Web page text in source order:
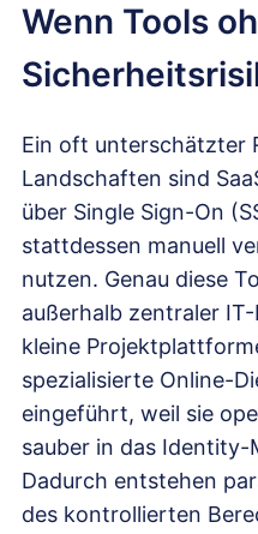
Wenn Tools
Ein oft unterschätzter
Landschaften sind
über Single Sign-On
stattdessen manuell
nutzen. Genau diese
außerhalb zentraler
kleine
spezialisierte Online-
eingeführt, weil sie
sauber in das
Dadurch entstehen
des kontrollierten